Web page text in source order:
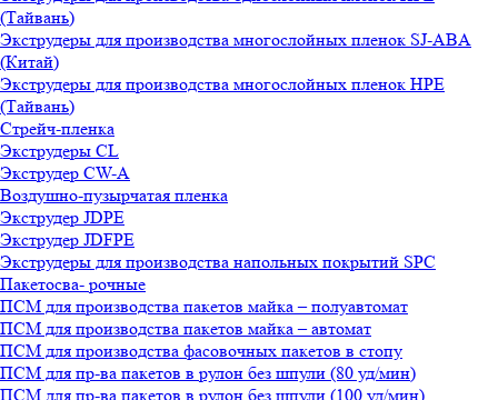
(Тайвань)
Экструдеры для производства многослойных пленок SJ-ABA
(Китай)
Экструдеры для производства многослойных пленок HPE
(Тайвань)
Стрейч-пленка
Экструдеры CL
Экструдер CW-A
Воздушно-пузырчатая пленка
Экструдер JDPE
Экструдер JDFPE
Экструдеры для производства напольных покрытий SPC
Пакетосва- рочные
ПСМ для производства пакетов майка – полуавтомат
ПСМ для производства пакетов майка – автомат
ПСМ для производства фасовочных пакетов в стопу
ПСМ для пр-ва пакетов в рулон без шпули (80 уд/мин)
ПСМ для пр-ва пакетов в рулон без шпули (100 уд/мин)